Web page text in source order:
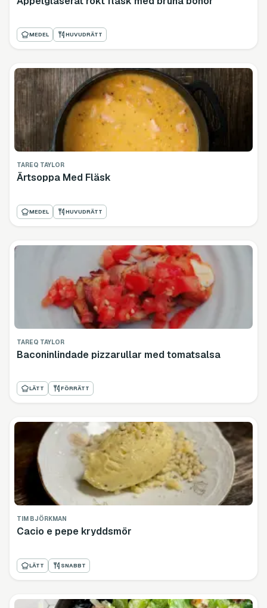
MEDEL HUVUDRÄTT
TAREQ TAYLOR
Ärtsoppa Med Fläsk
MEDEL HUVUDRÄTT
TAREQ TAYLOR
Baconinlindade pizzarullar med tomatsalsa
LÄTT FÖRRÄTT
TIM BJÖRKMAN
Cacio e pepe kryddsmör
LÄTT SNABBT